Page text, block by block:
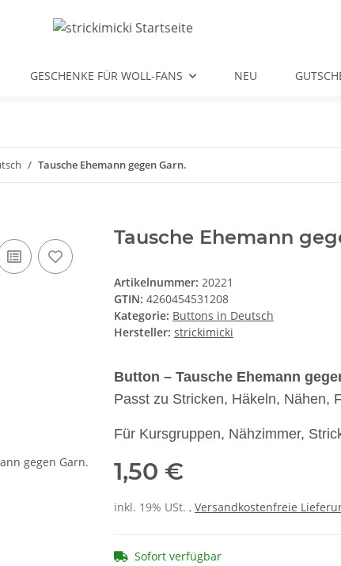
GESCHENKE FÜR WOLL-FANS NEU
Tausche Ehemann gegen Garn.
Tausche Ehemann
Artikelnummer: 20221
GTIN: 4260454531208
Kategorie: Buttons in Deutsch
Hersteller: strickimicki
Button – Tausche Ehemann
Passt zu Stricken, Häkeln, Nähen,
Für Kursgruppen, Nähzimmer,
1,50 €
inkl. 19% USt. , Versandkostenfreie
Sofort verfügbar